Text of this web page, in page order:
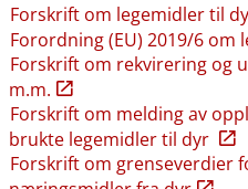
Forskrift om legemidler til
Forordning (EU) 2019/6 om
Forskrift om rekvirering og
m.m.
Forskrift om melding av
brukte legemidler til dyr
Forskrift om grenseverdier